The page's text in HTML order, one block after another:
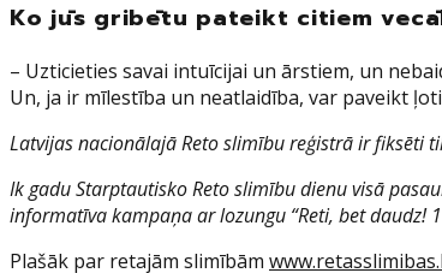
Ko jūs gribētu pateikt citiem
– Uzticieties savai intuīcijai un ārstiem, un
Un, ja ir mīlestība un neatlaidība, var paveikt
Latvijas nacionālajā Reto slimību reģistrā ir fiksēti
Ik gadu Starptautisko Reto slimību dienu visā
informatīva kampaņa ar lozungu “Reti, bet daudz!
Plašāk par retajām slimībām